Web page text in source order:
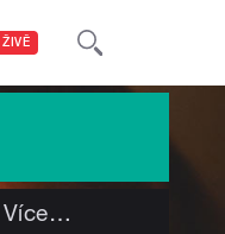
ŽIVĚ
Více…